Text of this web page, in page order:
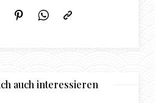
auch interessieren